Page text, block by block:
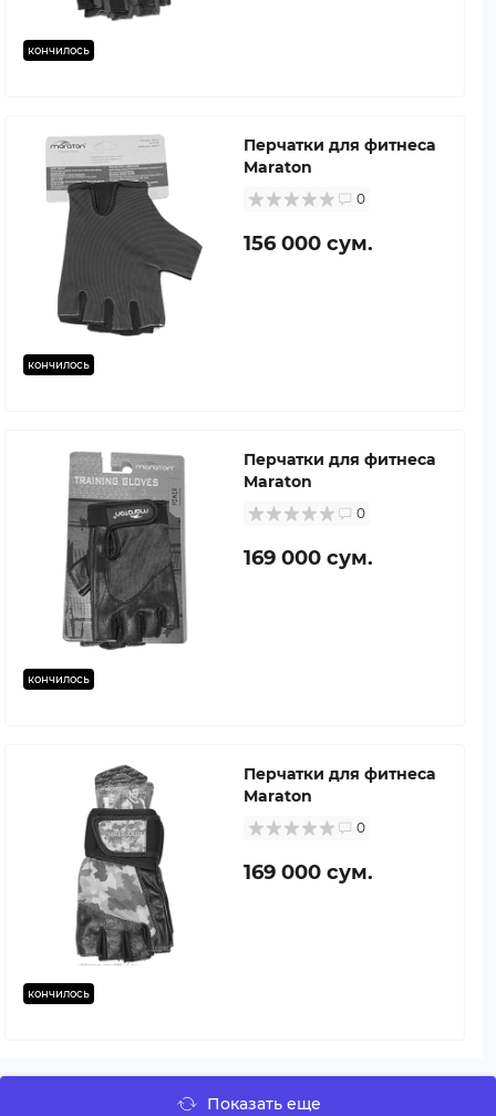
кончилось
кончилось
Перчатки для фитнеса
Maraton
0
156 000 сум.
кончилось
Перчатки для фитнеса
Maraton
0
169 000 сум.
кончилось
Перчатки для фитнеса
Maraton
0
169 000 сум.
Показать еще